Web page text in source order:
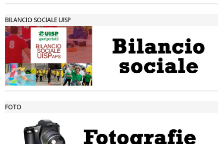
Ddl Lobby, Uisp: “Il Parlamento valorizzi le nostre specificità"
BILANCIO SOCIALE UISP
FOTO